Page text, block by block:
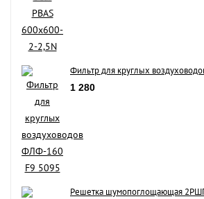
Фильтр для круглых
1 280
Решетка шумопоглощающая